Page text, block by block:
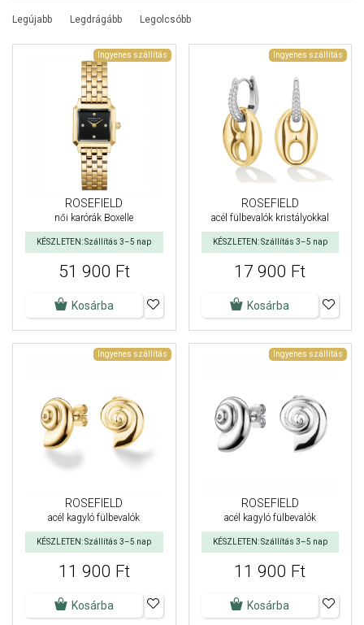
Legújabb Legdrágább Legolcsóbb
Ingyenes szállítás
ROSEFIELD
női karórák Boxelle
KÉSZLETEN: Szállítás 3–5 nap
51 900 Ft
Kosárba
Ingyenes szállítás
ROSEFIELD
acél fülbevalók kristályokkal
KÉSZLETEN: Szállítás 3–5 nap
17 900 Ft
Kosárba
Ingyenes szállítás
ROSEFIELD
acél kagyló fülbevalók
KÉSZLETEN: Szállítás 3–5 nap
11 900 Ft
Kosárba
Ingyenes szállítás
ROSEFIELD
acél kagyló fülbevalók
KÉSZLETEN: Szállítás 3–5 nap
11 900 Ft
Kosárba